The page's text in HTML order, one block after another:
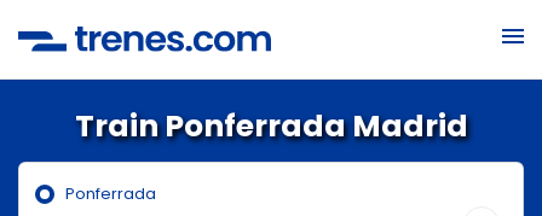
Train Ponferrada Madrid